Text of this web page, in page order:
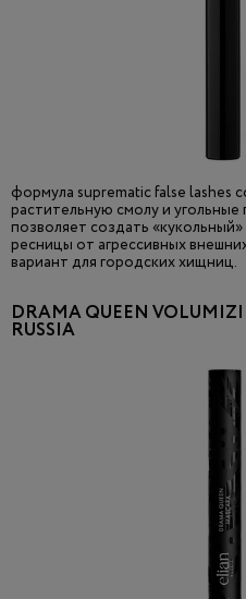
формула suprematic false lashes
растительную смолу и
позволяет создать
ресницы от агрессивных
вариант для городских хищниц.
DRAMA QUEEN
RUSSIA